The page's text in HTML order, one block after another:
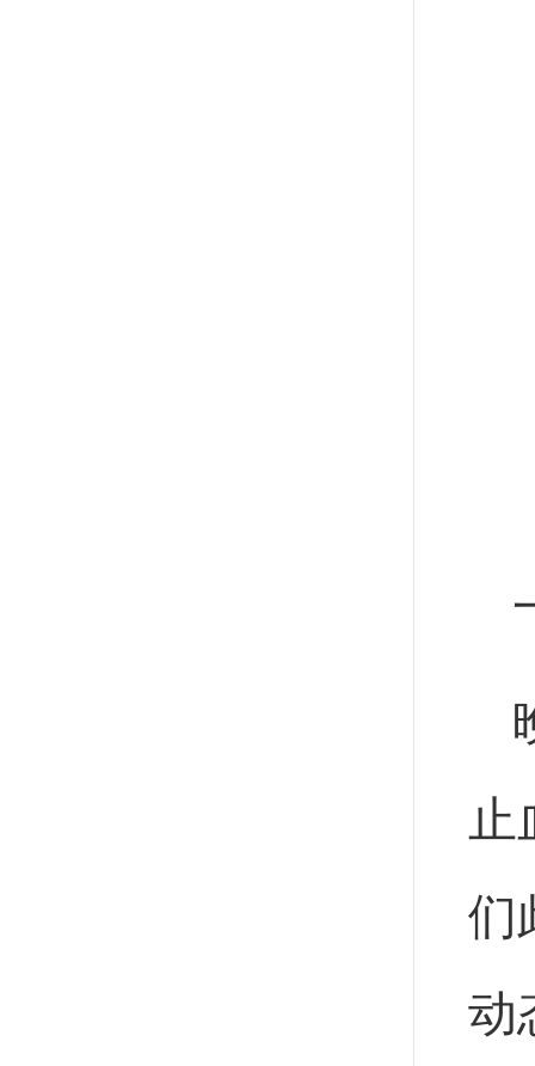
们
动